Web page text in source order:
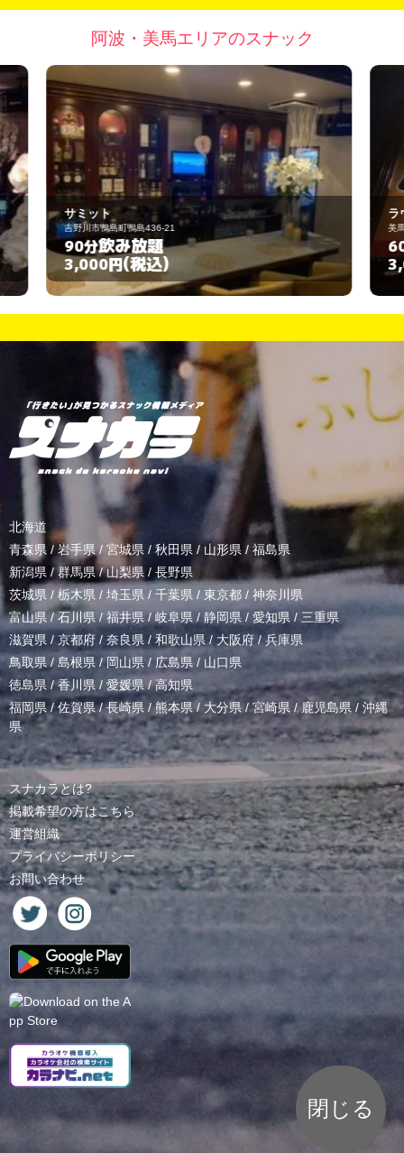
阿波・美馬エリアのスナック
ラウンジ ＢＯＲＡＣＡＹ
美馬市脇町猪尻字建字神社下南五番街205
60分飲み放題
3,000円
北海道
青森県 / 岩手県/ 宮城県 / 秋田県 / 山形県/ 福島県
新潟県 /群馬県/山梨県 / 長野県
茨城県 / 栃木県 / 埼玉県 / 千葉県 / 東京都 / 神奈川県
富山県 /石川県/福井県/岐阜県 / 静岡県 / 愛知県 / 三重県
滋賀県 / 京都府 / 奈良県 / 和歌山県/ 大阪府 /兵庫県
鳥取県/ 島根県 /岡山県/ 広島県 / 山口県
徳島県 /香川県 / 愛媛県/高知県
福岡県/佐賀県/長崎県 /熊本県/ 大分県/宮崎県 /鹿児島県 / 沖縄
県
スナカラとは?
掲載希望の方はこちら
運営組織
プライバシーポリシー
お問い合わせ
閉じる